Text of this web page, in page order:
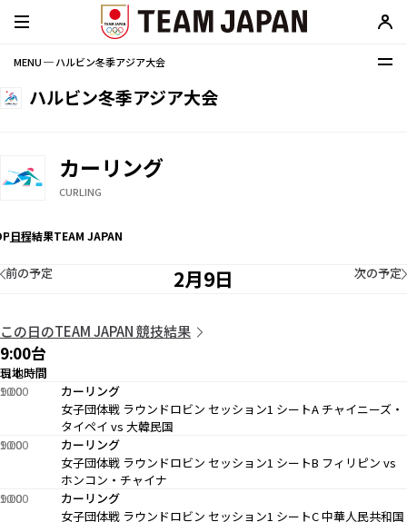
MENU ─ ハルビン冬季アジア大会
ハルビン冬季アジア大会
カーリング
CURLING
日程結果TEAM JAPAN
2月9日
前の予定 次の予定
この日のTEAM JAPAN 競技結果
9:00台
現地時間
日本時間
9:00
10:00
カーリング
女子団体戦 ラウンドロビン セッション1 シートA チャイニーズ・
タイペイ vs 大韓民国
9:00
10:00
カーリング
女子団体戦 ラウンドロビン セッション1 シートB フィリピン vs
ホンコン・チャイナ
9:00
10:00
カーリング
女子団体戦 ラウンドロビン セッション1 シートC 中華人民共和国